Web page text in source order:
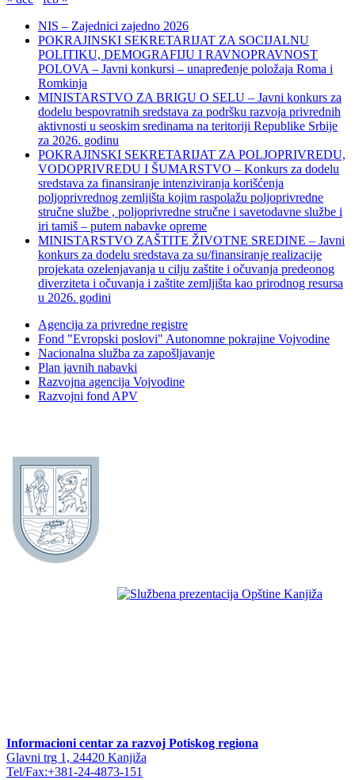
NIS – Zajednici zajedno 2026
POKRAJINSKI SEKRETARIJAT ZA SOCIJALNU
POLITIKU, DEMOGRAFIJU I RAVNOPRAVNOST
POLOVA – Javni konkursi – unapređenje položaja Roma i
Romkinja
MINISTARSTVO ZA BRIGU O SELU – Javni konkurs za
dodelu bespovratnih sredstava za podršku razvoja privrednih
aktivnosti u seoskim sredinama na teritoriji Republike Srbije
za 2026. godinu
POKRAJINSKI SEKRETARIJAT ZA POLJOPRIVREDU,
VODOPRIVREDU I ŠUMARSTVO – Konkurs za dodelu
sredstava za finansiranje intenziviranja korišćenja
poljoprivrednog zemljišta kojim raspolažu poljoprivredne
stručne službe , poljoprivredne stručne i savetodavne službe i
iri tamiš ‒ putem nabavke opreme
MINISTARSTVO ZAŠTITE ŽIVOTNE SREDINE – Javni
konkurs za dodelu sredstava za su/finansiranje realizacije
projekata ozelenjavanja u cilju zaštite i očuvanja predeonog
diverziteta i očuvanja i zaštite zemljišta kao prirodnog resursa
u 2026. godini
Agencija za privredne registre
Fond "Evropski poslovi" Autonomne pokrajine Vojvodine
Nacionalna služba za zapošljavanje
Plan javnih nabavki
Razvojna agencija Vojvodine
Razvojni fond APV
Informacioni centar za razvoj Potiskog regiona
Glavni trg 1, 24420 Kanjiža
Tel/Fax:+381-24-4873-151